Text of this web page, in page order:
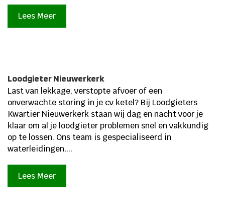
Lees Meer
Loodgieter Nieuwerkerk
Last van lekkage, verstopte afvoer of een
onverwachte storing in je cv ketel? Bij Loodgieters
Kwartier Nieuwerkerk staan wij dag en nacht voor je
klaar om al je loodgieter problemen snel en vakkundig
op te lossen.​ Ons team is gespecialiseerd in
waterleidingen,...
Lees Meer